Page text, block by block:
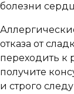
болезни
отказа от
переходить к
получите
и строго